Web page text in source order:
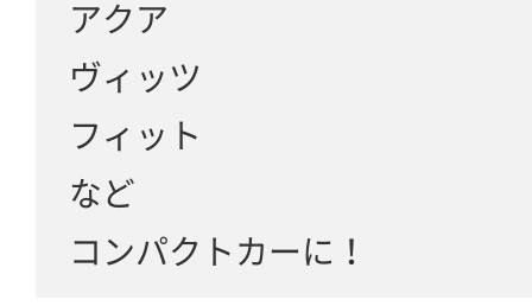
アクア
ヴィッツ
フィット
など
コンパクトカーに！